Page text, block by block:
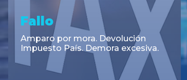
Noticia
Cambios en el Código Alimentario
Argentino: simplifican trámites
para la importación de aditivos,
coadyuvantes e ingredientes
alimentarios y unifican autoridad